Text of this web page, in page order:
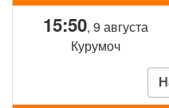
15:50, 9 августа
Курумоч